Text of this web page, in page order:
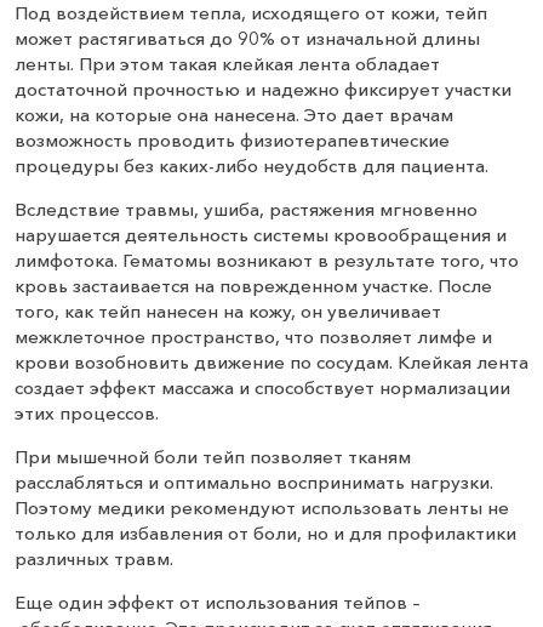
Под воздействием тепла, исходящего от кожи, тейп
может растягиваться до 90% от изначальной длины
ленты. При этом такая клейкая лента обладает
достаточной прочностью и надежно фиксирует участки
кожи, на которые она нанесена. Это дает врачам
возможность проводить физиотерапевтические
процедуры без каких-либо неудобств для пациента.
Вследствие травмы, ушиба, растяжения мгновенно
нарушается деятельность системы кровообращения и
лимфотока. Гематомы возникают в результате того, что
кровь застаивается на поврежденном участке. После
того, как тейп нанесен на кожу, он увеличивает
межклеточное пространство, что позволяет лимфе и
крови возобновить движение по сосудам. Клейкая лента
создает эффект массажа и способствует нормализации
этих процессов.
При мышечной боли тейп позволяет тканям
расслабляться и оптимально воспринимать нагрузки.
Поэтому медики рекомендуют использовать ленты не
только для избавления от боли, но и для профилактики
различных травм.
Еще один эффект от использования тейпов –